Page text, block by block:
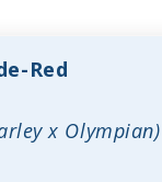
Red
x Olympian)